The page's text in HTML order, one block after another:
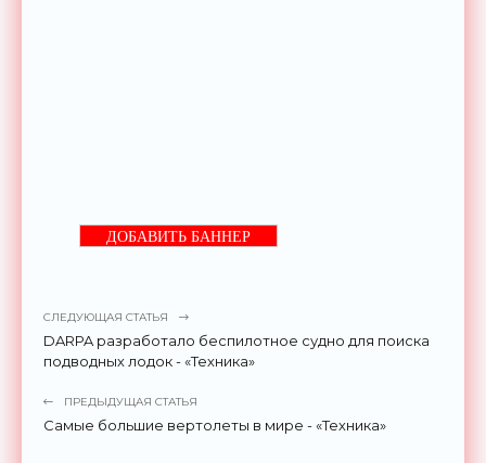
ДОБАВИТЬ БАННЕР
СЛЕДУЮЩАЯ СТАТЬЯ
DARPA разработало беспилотное судно для поиска
подводных лодок - «Техника»
ПРЕДЫДУЩАЯ СТАТЬЯ
Самые большие вертолеты в мире - «Техника»